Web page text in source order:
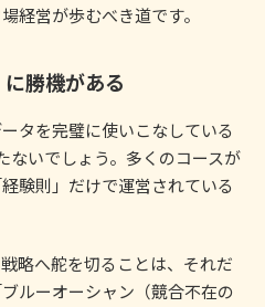
経営が歩むべき道です。
に勝機がある
タを完璧に使いこなしている
ないでしょう。多くのコースが
験則」だけで運営されている
略へ舵を切ることは、それだ
ルーオーシャン（競合不在の